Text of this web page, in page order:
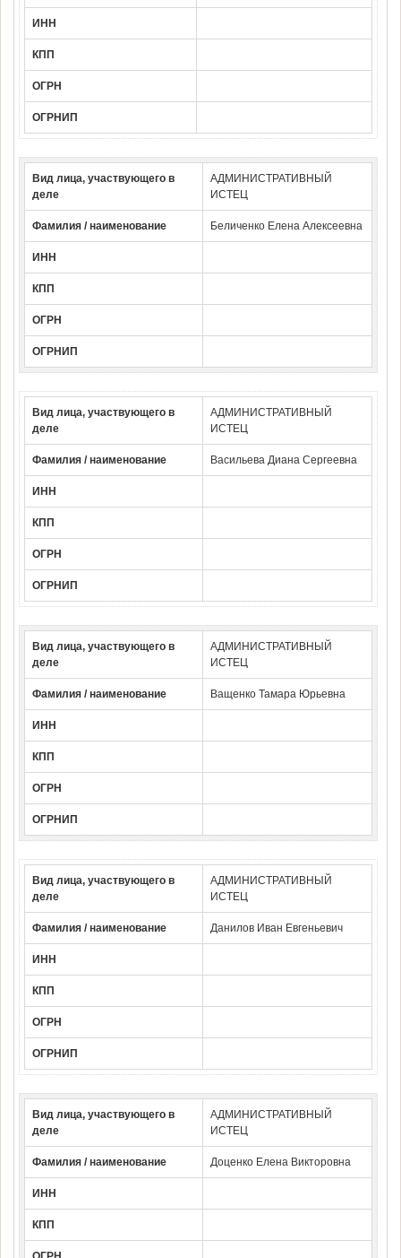
ИНН
КПП
ОГРН
ОГРНИП
Вид лица, участвующего в
деле
АДМИНИСТРАТИВНЫЙ
ИСТЕЦ
Фамилия / наименование Беличенко Елена Алексеевна
ИНН
КПП
ОГРН
ОГРНИП
Вид лица, участвующего в
деле
АДМИНИСТРАТИВНЫЙ
ИСТЕЦ
Фамилия / наименование Васильева Диана Сергеевна
ИНН
КПП
ОГРН
ОГРНИП
Вид лица, участвующего в
деле
АДМИНИСТРАТИВНЫЙ
ИСТЕЦ
Фамилия / наименование Ващенко Тамара Юрьевна
ИНН
КПП
ОГРН
ОГРНИП
Вид лица, участвующего в
деле
АДМИНИСТРАТИВНЫЙ
ИСТЕЦ
Фамилия / наименование Данилов Иван Евгеньевич
ИНН
КПП
ОГРН
ОГРНИП
Вид лица, участвующего в
деле
АДМИНИСТРАТИВНЫЙ
ИСТЕЦ
Фамилия / наименование Доценко Елена Викторовна
ИНН
КПП